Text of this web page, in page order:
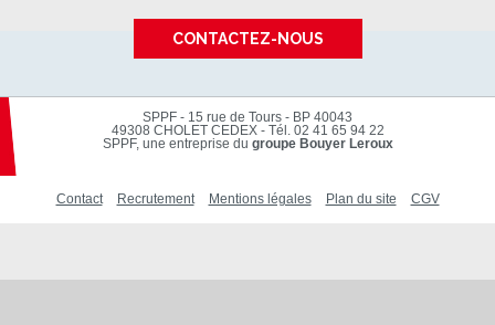
CONTACTEZ-NOUS
SPPF - 15 rue de Tours - BP 40043
49308 CHOLET CEDEX -Tél. 02 41 65 94 22
SPPF, une entreprise du groupe Bouyer Leroux
Contact Recrutement Mentions légales Plan du site CGV